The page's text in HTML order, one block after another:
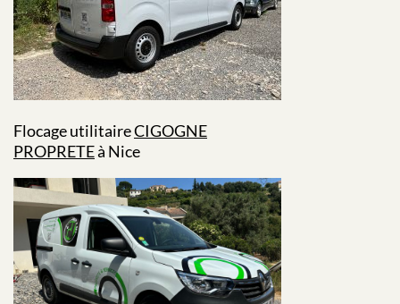
Flocage utilitaireCIGOGNE
PROPRETEà Nice